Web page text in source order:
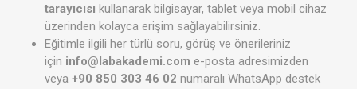
tarayıcısı kullanarak bilgisayar, tablet veya mobil cihaz
üzerinden kolayca erişim sağlayabilirsiniz.
Eğitimle ilgili her türlü soru, görüş ve önerileriniz
için info@labakademi.com e-posta adresimizden
veya +90 850 303 46 02 numaralı WhatsApp destek